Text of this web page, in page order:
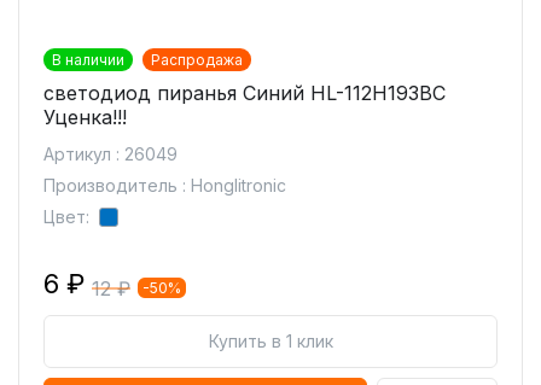
В наличии Распродажа
светодиод пиранья Синий HL-112H193BC
Уценка!!!
Артикул : 26049
Производитель : Honglitronic
Цвет:
6 ₽ 12 ₽ -50%
Купить в 1 клик